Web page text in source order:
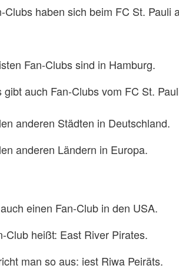
Clubs haben sich beim FC St. Pauli
Fan-Clubs sind in Hamburg.
gibt auch Fan-Clubs vom FC St.
anderen Städten in Deutschland.
anderen Ländern in Europa.
einen Fan-Club in den USA.
Club heißt: East River Pirates.
man so aus: iest Riwa Peiräts.